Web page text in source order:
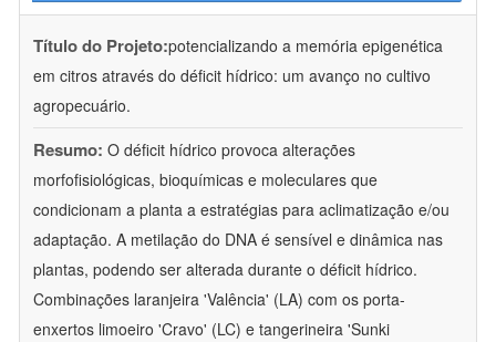
Título do Projeto:potencializando a memória epigenética
em citros através do déficit hídrico: um avanço no cultivo
agropecuário.
Resumo: O déficit hídrico provoca alterações
morfofisiológicas, bioquímicas e moleculares que
condicionam a planta a estratégias para aclimatização e/ou
adaptação. A metilação do DNA é sensível e dinâmica nas
plantas, podendo ser alterada durante o déficit hídrico.
Combinações laranjeira 'Valência' (LA) com os porta-
enxertos limoeiro 'Cravo' (LC) e tangerineira 'Sunki